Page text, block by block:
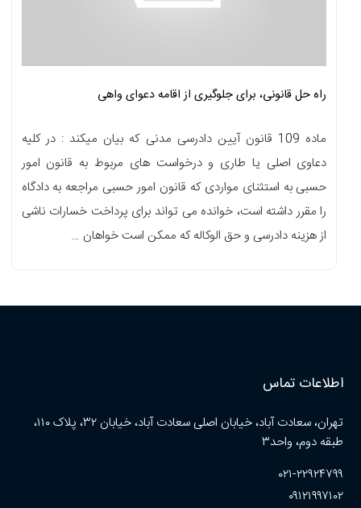
راه حل قانونی، برای جلوگیری از اقامه دعوای واهی
ماده 109 قانون آیین دادرسی مدنی که بیان میکند : در کلیه
دعاوی اصلی یا طاری و درخواست های مربوط به قانون امور
حسبی به استثنای مواردی که قانون امور حسبی مراجعه به دادگاه
را مقرر داشته است، خوانده می تواند برای پرداخت خسارات ناشی
از هزینه دادرسی و حق الوکاله که ممکن است خواهان …
اطلاعات تماس
تهران، سعادت آباد، خیابان اصلی سعادت آباد، خیابان ۳۲، پلاک ۱۱۰،
طبقه دوم، واحد۳
۰۲۱-۲۲۹۲۴۷۹۹
۰۹۱۲۱۹۹۷۱۰۲